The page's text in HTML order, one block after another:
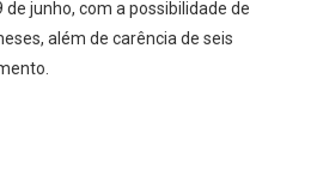
junho, com a possibilidade de
além de carência de seis